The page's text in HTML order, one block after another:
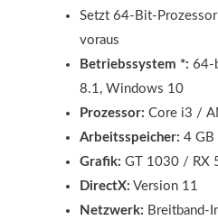
Setzt 64-Bit-
voraus
Betriebssystem *: 64-
8.1, Windows 10
Prozessor: Core i3 /
Arbeitsspeicher: 4 GB
Grafik: GT 1030 / RX
DirectX: Version 11
Netzwerk: Breitband-